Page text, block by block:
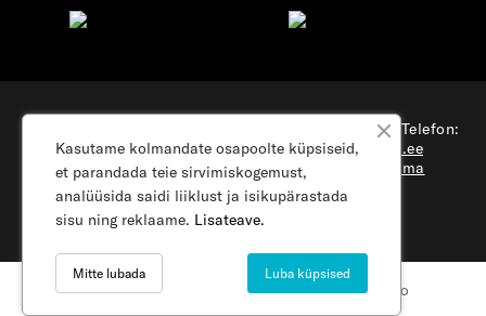
“Osterode” OÜ, Aadress: Suur-Sõjamäe 4, Tallinn, Telefon:
(+372) 56 879 179, E-mail:e-pood@samsonite.ee
Kõik õigused reserveeritud.Külastage meie firma
kodulehe.
Kasutame kolmandate osapoolte küpsiseid,
et parandada teie sirvimiskogemust,
analüüsida saidi liiklust ja isikupärastada
sisu ning reklaame. Lisateave.
Luba küpsised
Mitte lubada